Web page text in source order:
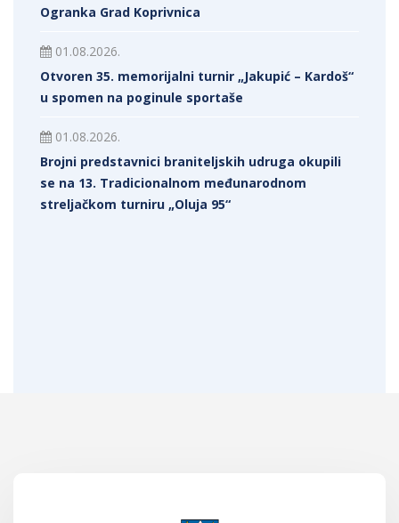
Ogranka Grad Koprivnica
01.08.2026.
Otvoren 35. memorijalni turnir „Jakupić – Kardoš“
u spomen na poginule sportaše
01.08.2026.
Brojni predstavnici braniteljskih udruga okupili
se na 13. Tradicionalnom međunarodnom
streljačkom turniru „Oluja 95“